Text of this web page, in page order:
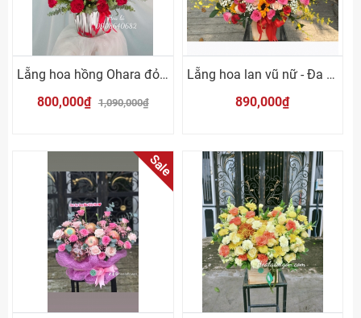
Lẵng hoa hồng Ohara đỏ mix lá bạc
800,000₫ 1,090,000₫
Lẵng hoa lan vũ nữ - Đa sắc
890,000₫
Sale